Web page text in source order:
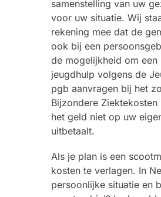
samenstelling van uw
voor uw situatie. Wij
rekening mee dat de
ook bij een
de mogelijkheid om
jeugdhulp volgens de
pgb aanvragen bij het
Bijzondere
het geld niet op uw
uitbetaalt.
Als je plan is een
kosten te verlagen. In
persoonlijke situatie en